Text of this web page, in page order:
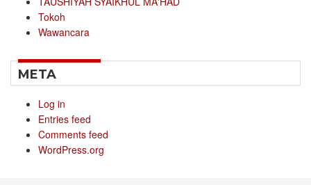
Tokoh
Wawancara
META
Log in
Entries feed
Comments feed
WordPress.org